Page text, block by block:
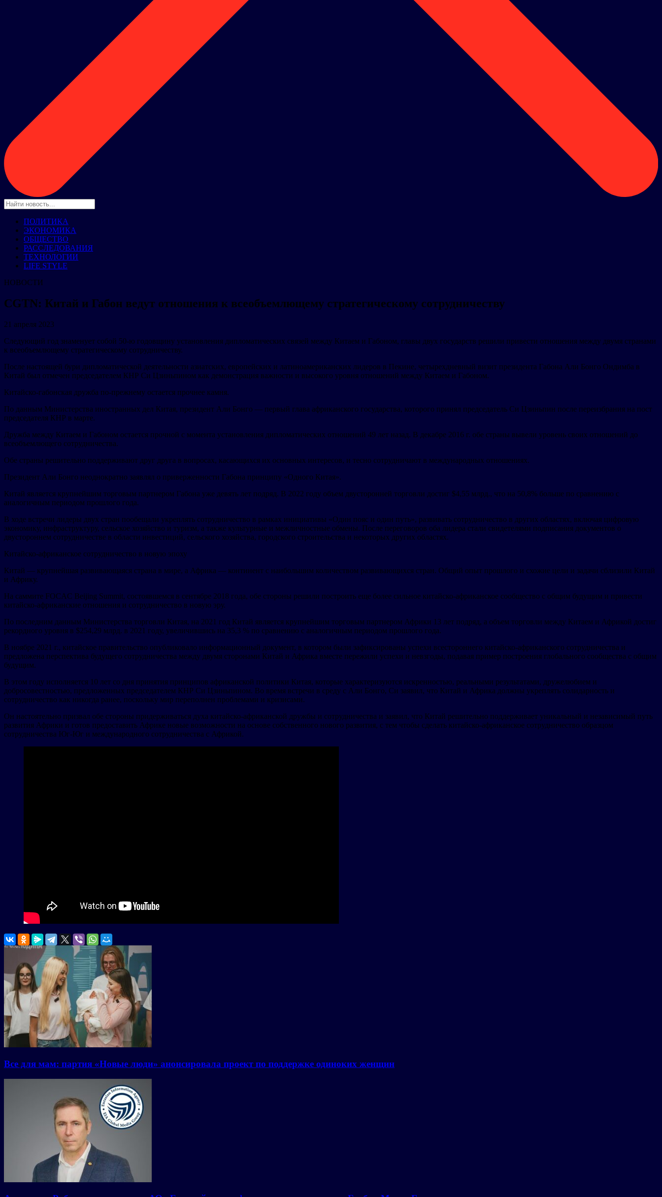
ПОЛИТИКА
ЭКОНОМИКА
ОБЩЕСТВО
РАССЛЕДОВАНИЯ
ТЕХНОЛОГИИ
LIFE STYLE
НОВОСТИ
CGTN: Китай и Габон ведут отношения к всеобъемлющему стратегическому сотрудничеству
21 апреля 2023
Следующий год знаменует собой 50-ю годовщину установления дипломатических связей между Китаем и Габоном, главы двух государств решили привести отношения между двумя странами
к всеобъемлющему стратегическому сотрудничеству.
После настоящей бури дипломатической деятельности азиатских, европейских и латиноамериканских лидеров в Пекине, четырехдневный визит президента Габона Али Бонго Ондимба в
Китай был отмечен председателем КНР Си Цзиньпином как демонстрация важности и высокого уровня отношений между Китаем и Габоном.
Китайско-габонская дружба по-прежнему остается прочнее камня.
По данным Министерства иностранных дел Китая, президент Али Бонго — первый глава африканского государства, которого принял председатель Си Цзиньпин после переизбрания на пост
председателя КНР в марте.
Дружба между Китаем и Габоном остается прочной с момента установления дипломатических отношений 49 лет назад. В декабре 2016 г. обе страны вывели уровень своих отношений до
всеобъемлющего сотрудничества.
Обе страны решительно поддерживают друг друга в вопросах, касающихся их основных интересов, и тесно сотрудничают в международных отношениях.
Президент Али Бонго неоднократно заявлял о приверженности Габона принципу «Одного Китая».
Китай является крупнейшим торговым партнером Габона уже девять лет подряд. В 2022 году объем двусторонней торговли достиг $4,55 млрд., что на 50,8% больше по сравнению с
аналогичным периодом прошлого года.
В ходе встречи лидеры двух стран пообещали укреплять сотрудничество в рамках инициативы «Один пояс и один путь», развивать сотрудничество в других областях, включая цифровую
экономику, инфраструктуру, сельское хозяйство и туризм, а также культурные и межличностные обмены. После переговоров оба лидера стали свидетелями подписания документов о
двустороннем сотрудничестве в области инвестиций, сельского хозяйства, городского строительства и некоторых других областях.
Китайско-африканское сотрудничество в новую эпоху
Китай — крупнейшая развивающаяся страна в мире, а Африка — континент с наибольшим количеством развивающихся стран. Общий опыт прошлого и схожие цели и задачи сблизили Китай
и Африку.
На саммите FOCAC Beijing Summit, состоявшемся в сентябре 2018 года, обе стороны решили построить еще более сильное китайско-африканское сообщество с общим будущим и привести
китайско-африканские отношения и сотрудничество в новую эру.
По последним данным Министерства торговли Китая, на 2021 год Китай является крупнейшим торговым партнером Африки 13 лет подряд, а объем торговли между Китаем и Африкой достиг
рекордного уровня в $254,29 млрд. в 2021 году, увеличившись на 35,3 % по сравнению с аналогичным периодом прошлого года.
В ноябре 2021 г., китайское правительство опубликовало информационный документ, в котором были зафиксированы успехи всестороннего китайско-африканского сотрудничества и
предложена перспектива будущего сотрудничества между двумя сторонами Китай и Африка вместе пережили успехи и невзгоды, подавая пример построения глобального сообщества с общим
будущим.
В этом году исполняется 10 лет со дня принятия принципов африканской политики Китая, которые характеризуются искренностью, реальными результатами, дружелюбием и
добросовестностью, предложенных председателем КНР Си Цзиньпином. Во время встречи в среду с Али Бонго, Си заявил, что Китай и Африка должны укреплять солидарность и
сотрудничество как никогда ранее, поскольку мир переполнен проблемами и кризисами.
Он настоятельно призвал обе стороны придерживаться духа китайско-африканской дружбы и сотрудничества и заявил, что Китай решительно поддерживает уникальный и независимый путь
развития Африки и готов предоставить Африке новые возможности на основе собственного нового развития, с тем чтобы сделать китайско-африканское сотрудничество образцом
сотрудничества Юг-Юг и международного сотрудничества с Африкой.
Все для мам: партия «Новые люди» анонсировала проект по поддержке одиноких женщин